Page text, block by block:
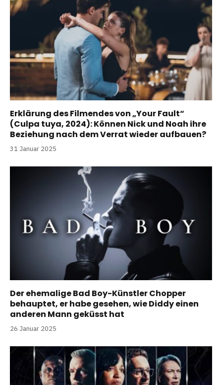
Erklärung des Filmendes von „Your Fault“
(Culpa tuya, 2024): Können Nick und Noah ihre
Beziehung nach dem Verrat wieder aufbauen?
31 Januar 2025
Der ehemalige Bad Boy-Künstler Chopper
behauptet, er habe gesehen, wie Diddy einen
anderen Mann geküsst hat
26 Januar 2025